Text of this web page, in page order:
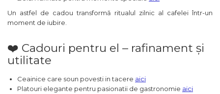
Un astfel de cadou transformă ritualul zilnic al cafelei într-un
moment de iubire.
❤️ Cadouri pentru el – rafinament și
utilitate
Ceainice care soun povesti in tacere aici
Platouri elegante pentru pasionatii de gastronomie aici